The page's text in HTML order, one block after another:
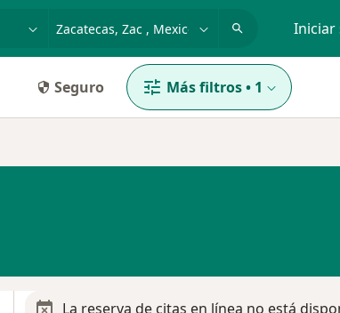
Iniciar
Seguro Más filtros• 1
La reserva de citas en línea no está